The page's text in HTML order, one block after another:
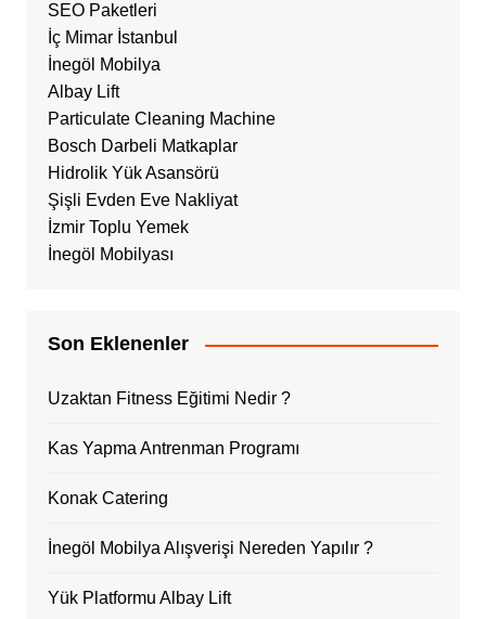
SEO Paketleri
İç Mimar İstanbul
İnegöl Mobilya
Albay Lift
Particulate Cleaning Machine
Bosch Darbeli Matkaplar
Hidrolik Yük Asansörü
Şişli Evden Eve Nakliyat
İzmir Toplu Yemek
İnegöl Mobilyası
Son Eklenenler
Uzaktan Fitness Eğitimi Nedir ?
Kas Yapma Antrenman Programı
Konak Catering
İnegöl Mobilya Alışverişi Nereden Yapılır ?
Yük Platformu Albay Lift